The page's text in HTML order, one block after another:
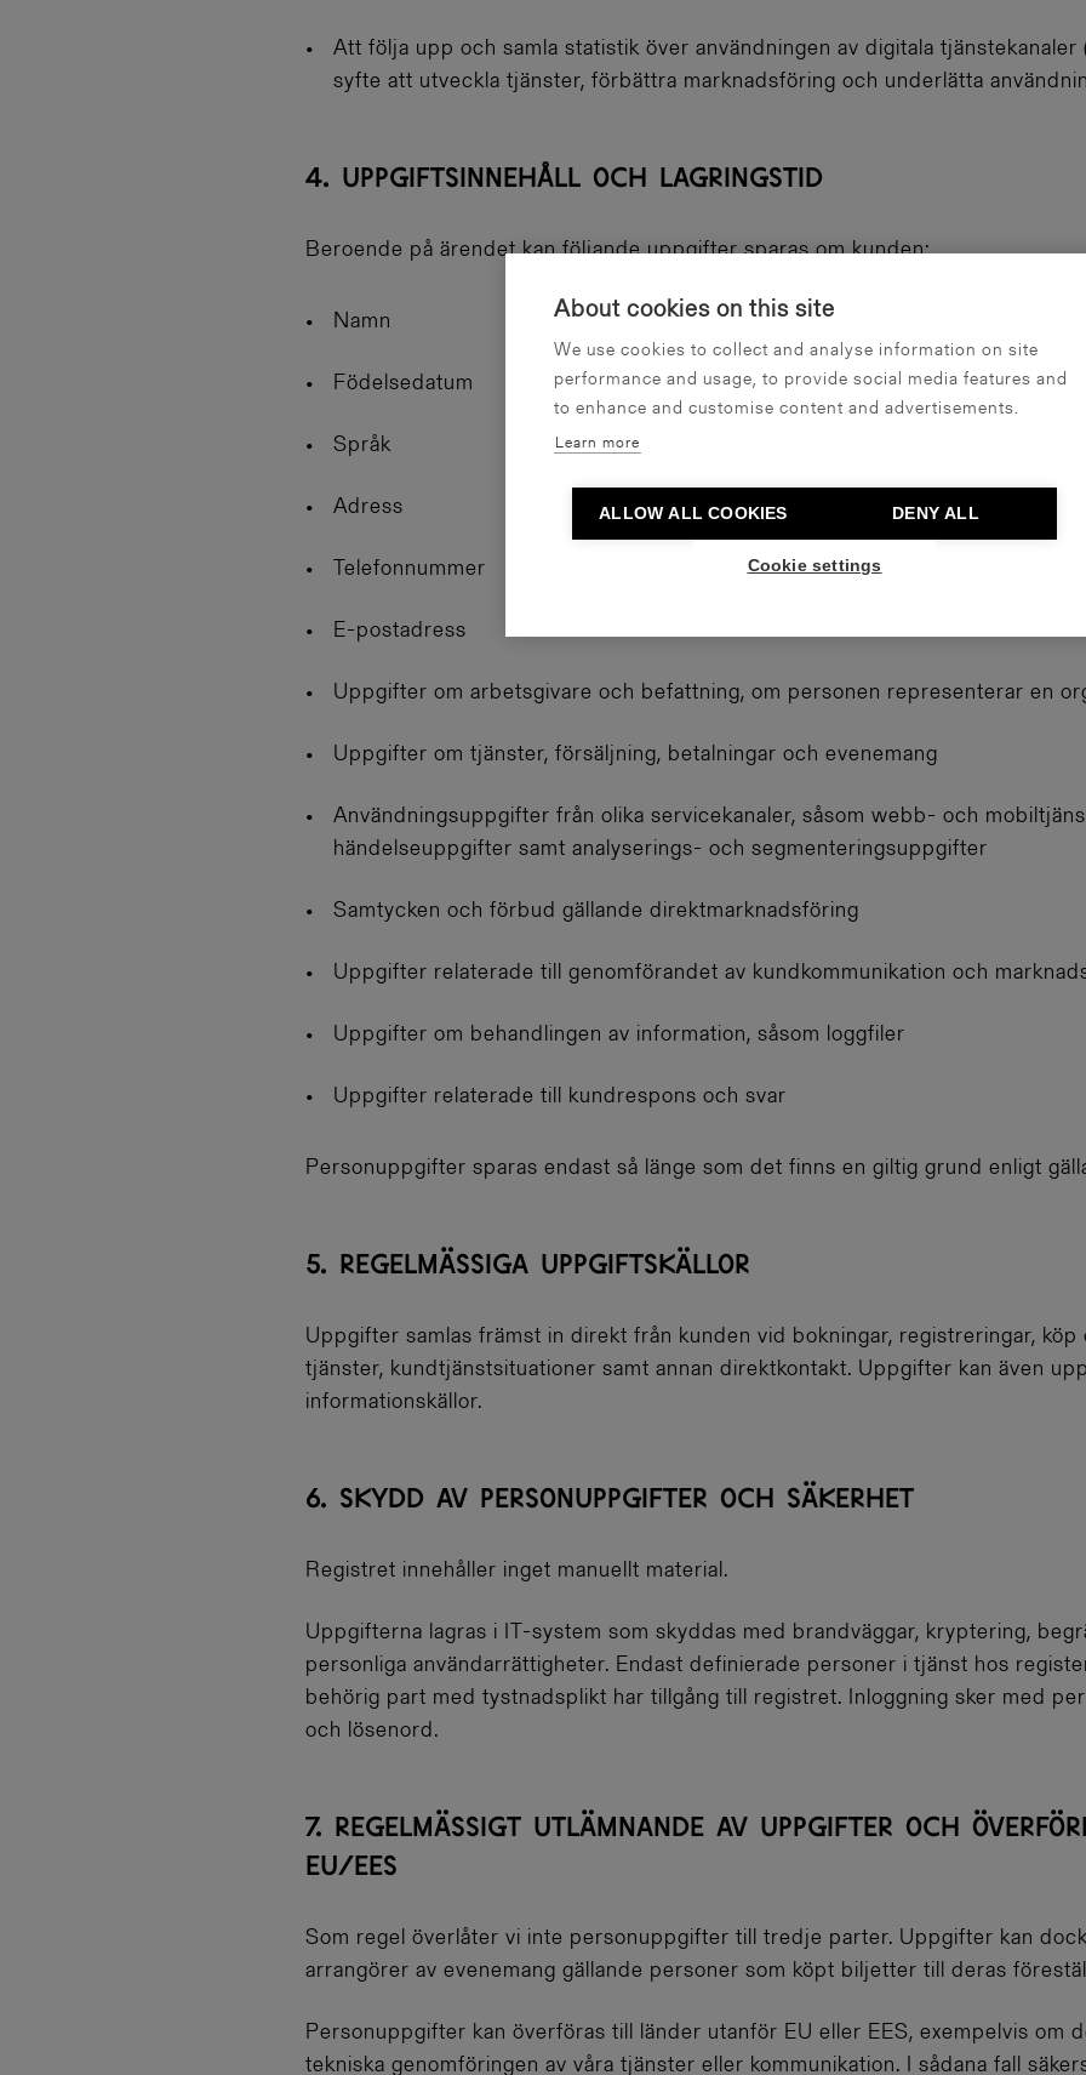
About cookies on this site
We use cookies to collect and analyse information on site
performance and usage, to provide social media features and
to enhance and customise content and advertisements.
Learn more
ALLOW ALL COOKIES DENY ALL
Cookie settings
Att följa upp och samla statistik över användningen av digitala tjänstekanaler
syfte att utveckla tjänster, förbättra marknadsföring och underlätta
4. UPPGIFTSINNEHÅLL OCH LAGRINGSTID
Beroende på ärendet kan följande uppgifter sparas om kunden:
Namn
Födelsedatum
Språk
Adress
Telefonnummer
E-postadress
Uppgifter om arbetsgivare och befattning, om personen representerar en
Uppgifter om tjänster, försäljning, betalningar och evenemang
Användningsuppgifter från olika servicekanaler, såsom webb- och
händelseuppgifter samt analyserings- och segmenteringsuppgifter
Samtycken och förbud gällande direktmarknadsföring
Uppgifter relaterade till genomförandet av kundkommunikation och
Uppgifter om behandlingen av information, såsom loggfiler
Uppgifter relaterade till kundrespons och svar
Personuppgifter sparas endast så länge som det finns en giltig grund enligt
5. REGELMÄSSIGA UPPGIFTSKÄLLOR
Uppgifter samlas främst in direkt från kunden vid bokningar, registreringar, köp
tjänster, kundtjänstsituationer samt annan direktkontakt. Uppgifter kan även
informationskällor.
6. SKYDD AV PERSONUPPGIFTER OCH SÄKERHET
Registret innehåller inget manuellt material.
Uppgifterna lagras i IT-system som skyddas med brandväggar, kryptering,
personliga användarrättigheter. Endast definierade personer i tjänst hos
behörig part med tystnadsplikt har tillgång till registret. Inloggning sker med
och lösenord.
7. REGELMÄSSIGT UTLÄMNANDE AV UPPGIFTER OCH
EU/EES
Som regel överlåter vi inte personuppgifter till tredje parter. Uppgifter kan
arrangörer av evenemang gällande personer som köpt biljetter till deras
Personuppgifter kan överföras till länder utanför EU eller EES, exempelvis om
tekniska genomföringen av våra tjänster eller kommunikation. I sådana fall